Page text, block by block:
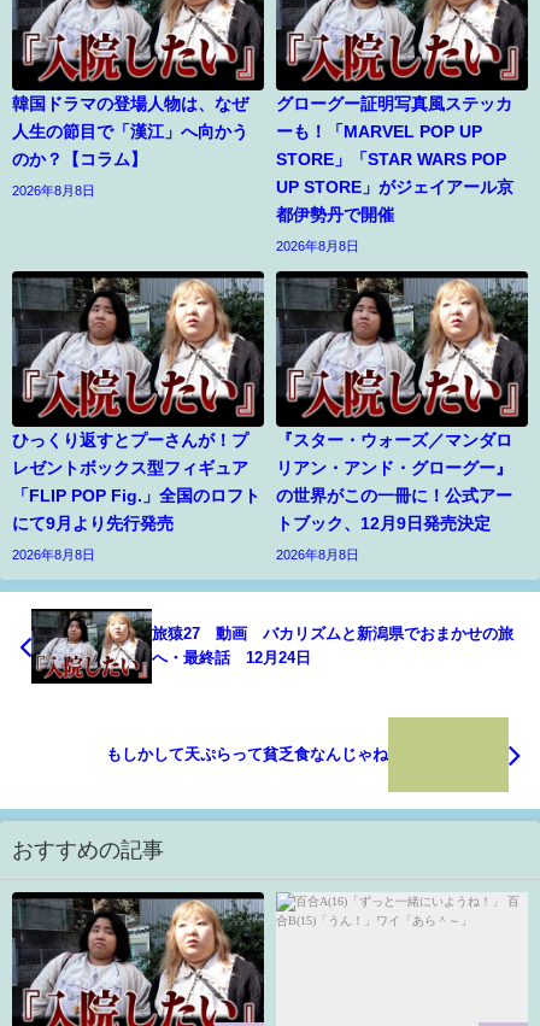
韓国ドラマの登場人物は、なぜ
人生の節目で「漢江」へ向かう
のか？【コラム】
2026年8月8日
グローグー証明写真風ステッカ
ーも！「MARVEL POP UP
STORE」「STAR WARS POP
UP STORE」がジェイアール京
都伊勢丹で開催
2026年8月8日
ひっくり返すとプーさんが！プ
レゼントボックス型フィギュア
「FLIP POP Fig.」全国のロフト
にて9月より先行発売
2026年8月8日
『スター・ウォーズ／マンダロ
リアン・アンド・グローグー』
の世界がこの一冊に！公式アー
トブック、12月9日発売決定
2026年8月8日
旅猿27 動画 バカリズムと新潟県でおまかせの旅
へ・最終話 12月24日
もしかして天ぷらって貧乏食なんじゃね
おすすめの記事